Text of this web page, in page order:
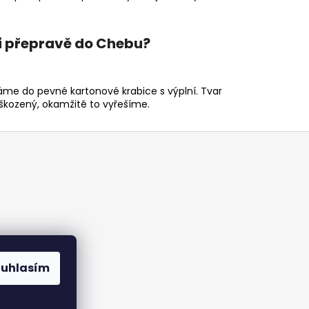
do Chebu?
do pevné kartonové krabice s výplní. Tvar
okamžitě to vyřešíme.